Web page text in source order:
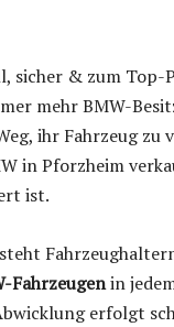
sicher & zum Top-
mehr BMW-
ihr Fahrzeug
in Pforzheim
ist.
steht
Fahrzeugenin
erfolgt